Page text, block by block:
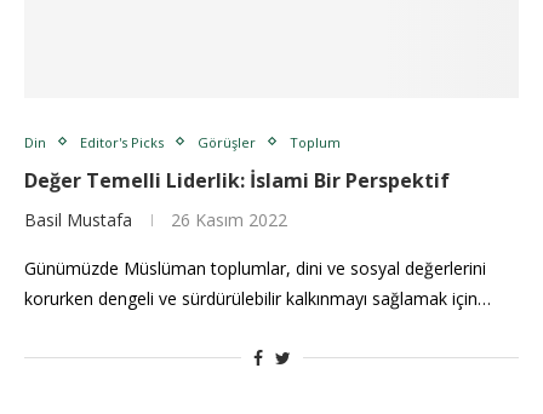
Din Editor's Picks Görüşler Toplum
Değer Temelli Liderlik: İslami Bir Perspektif
Basil Mustafa 26 Kasım 2022
Günümüzde Müslüman toplumlar, dini ve sosyal değerlerini
korurken dengeli ve sürdürülebilir kalkınmayı sağlamak için…